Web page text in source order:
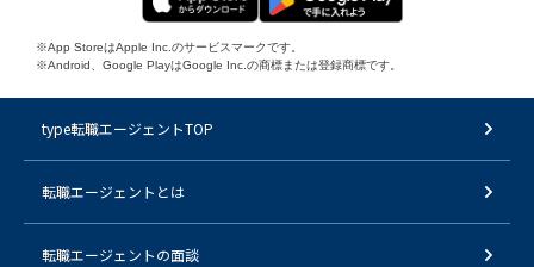
※App StoreはApple Inc.のサービスマークです。
※Android、Google PlayはGoogle Inc.の商標または登録商標です。
type転職エージェントTOP
転職エージェントとは
転職エージェントの面談